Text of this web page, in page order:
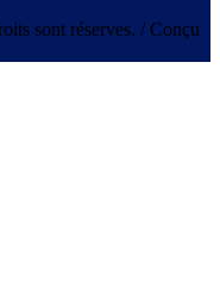
sont réserves. / Conçu